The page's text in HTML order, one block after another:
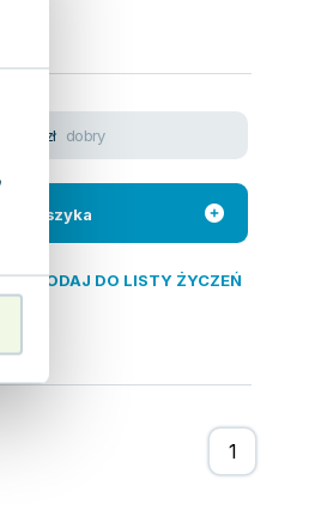
zł dobry
Do koszyka
DODAJ DO LISTY ŻYCZEŃ